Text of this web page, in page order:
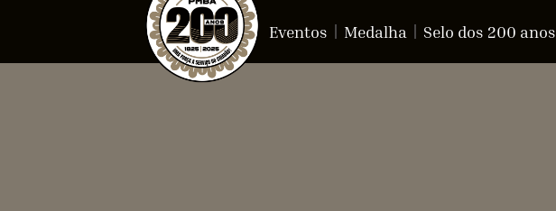
Eventos Medalha Selo dos 200 anos